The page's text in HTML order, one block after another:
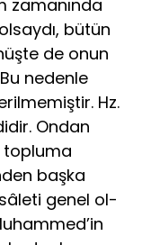
zamanında
bütün
de onun
nedenle
Hz.
Ondan
topluma
başka
genel ol­